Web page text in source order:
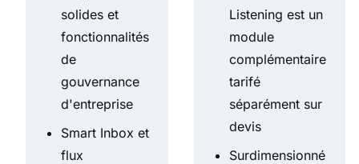
solides et
fonctionnalités
de
gouvernance
d'entreprise
Smart Inbox et
flux
Listening est un
module
complémentaire
tarifé
séparément sur
devis
Surdimensionné